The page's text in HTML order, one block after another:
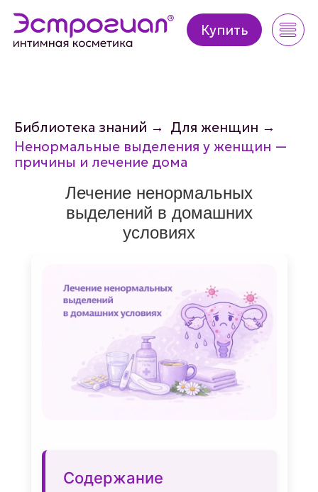
Купить
Купить
Библиотека знаний → Для женщин →
Ненормальные выделения у женщин —
причины и лечение дома
Лечение ненормальных
выделений в домашних
условиях
Содержание